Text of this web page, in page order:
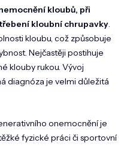
kloubů, při
kloubní chrupavky.
kloubu, což způsobuje
Nejčastěji postihuje
klouby rukou. Vývoj
diagnóza je velmi důležitá
onemocnění je
fyzické práci či sportovní